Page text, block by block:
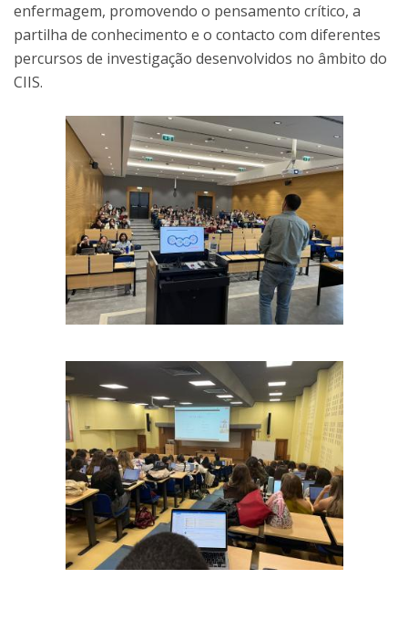
enfermagem, promovendo o pensamento crítico, a
partilha de conhecimento e o contacto com diferentes
percursos de investigação desenvolvidos no âmbito do
CIIS.